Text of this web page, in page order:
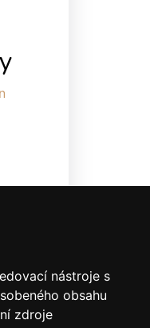
nástroje s
obsahu
zdroje